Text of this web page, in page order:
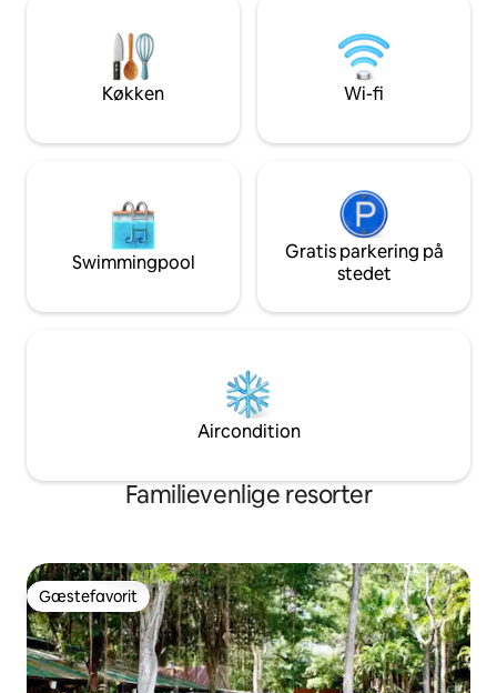
familieferie eller weekendferie. Noosas
ikoniske strand, nationalparken Noosa
og glitteret på Hastings Street ligger kun
fem minutters kørsel eller en
færge eller vandtaxa på denne smukke
swimmingpools, spa, sauna, grillområder
og tennisbane til alles nydelse. Kom og
prøv vores afslappende del af verden,
og vi garanterer, at du gerne vil komme
ejendom, bortset
wallabies og
Køkken Wi-fi
Swimmingpool
Gratis parkering på
stedet
Aircondition
Familievenlige resorter
Gæstefavorit
Gæstefavorit